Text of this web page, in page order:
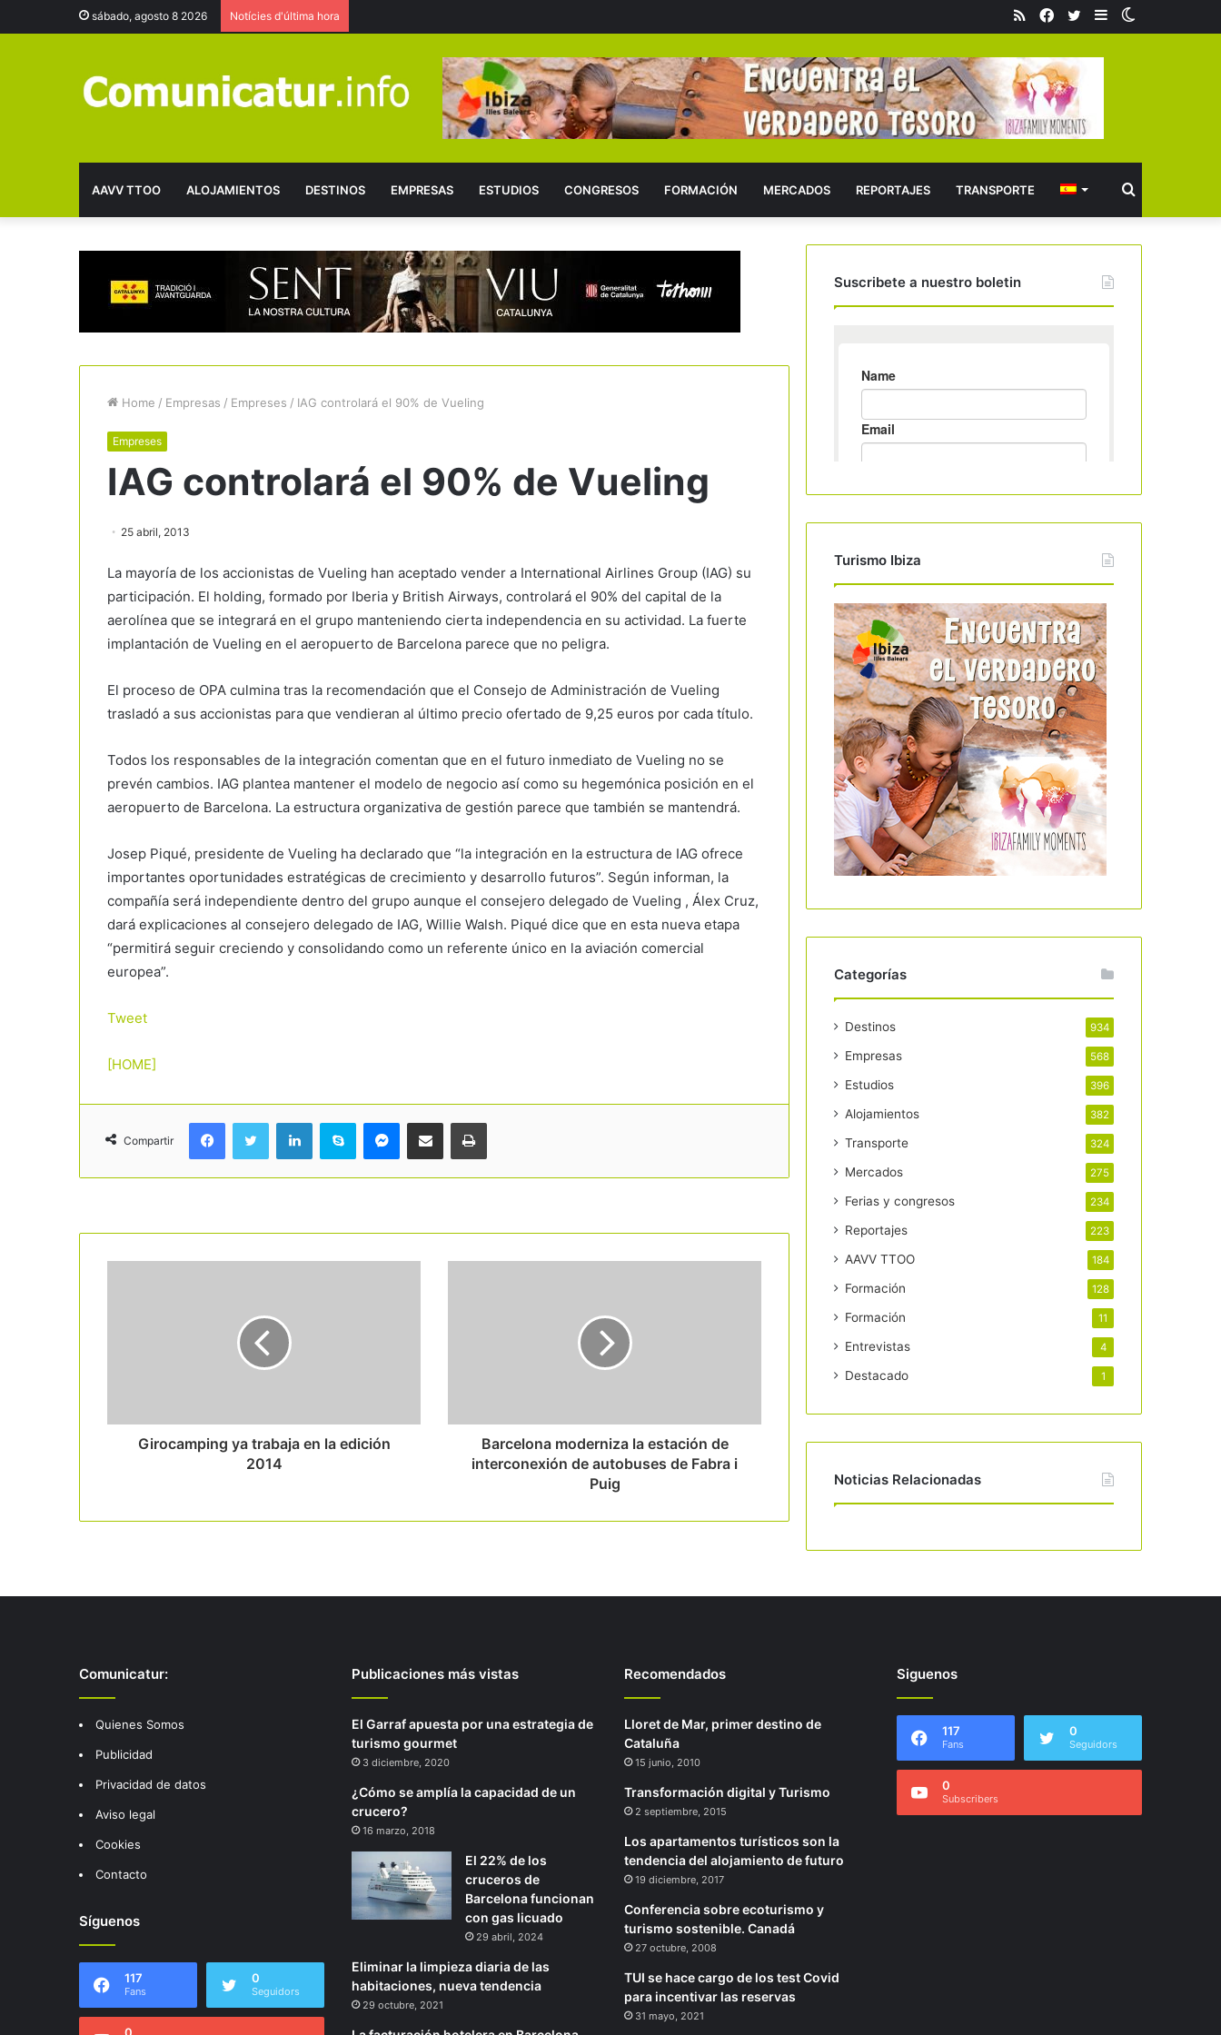
sábado, agosto 8 2026 Notícies d'última hora
Barra
Twitter
Facebook
RSS
AAVV TTOO ALOJAMIENTOS DESTINOS EMPRESAS ESTUDIOS CONGRESOS FORMACIÓN MERCADOS REPORTAJES TRANSPORTE Buscar
Home / Empresas / Empreses / IAG controlará el 90% de Vueling
Empreses
IAG controlará el 90% de Vueling
25 abril, 2013
La mayoría de los accionistas de Vueling han aceptado vender a International Airlines Group (IAG) su
participación. El holding, formado por Iberia y British Airways, controlará el 90% del capital de la
aerolínea que se integrará en el grupo manteniendo cierta independencia en su actividad. La fuerte
implantación de Vueling en el aeropuerto de Barcelona parece que no peligra.
El proceso de OPA culmina tras la recomendación que el Consejo de Administración de Vueling
trasladó a sus accionistas para que vendieran al último precio ofertado de 9,25 euros por cada título.
Todos los responsables de la integración comentan que en el futuro inmediato de Vueling no se
prevén cambios. IAG plantea mantener el modelo de negocio así como su hegemónica posición en el
aeropuerto de Barcelona. La estructura organizativa de gestión parece que también se mantendrá.
Josep Piqué, presidente de Vueling ha declarado que “la integración en la estructura de IAG ofrece
importantes oportunidades estratégicas de crecimiento y desarrollo futuros”. Según informan, la
compañía será independiente dentro del grupo aunque el consejero delegado de Vueling , Álex Cruz,
dará explicaciones al consejero delegado de IAG, Willie Walsh. Piqué dice que en esta nueva etapa
“permitirá seguir creciendo y consolidando como un referente único en la aviación comercial
europea”.
Tweet
[HOME]
Compartir
Girocamping ya trabaja en la edición
2014
Barcelona moderniza la estación de
interconexión de autobuses de Fabra i
Puig
Suscribete a nuestro boletin
Turismo Ibiza
Categorías
Destinos 934
Empresas 568
Estudios 396
Alojamientos 382
Transporte 324
Mercados 275
Ferias y congresos 234
Reportajes 223
AAVV TTOO 184
Formación 128
Formación 11
Entrevistas 4
Destacado 1
Noticias Relacionadas
Comunicatur:
Quienes Somos
Publicidad
Privacidad de datos
Aviso legal
Cookies
Contacto
Síguenos
117
Fans
0
Seguidors
Publicaciones más vistas
El Garraf apuesta por una estrategia de
turismo gourmet
3 diciembre, 2020
¿Cómo se amplía la capacidad de un
crucero?
16 marzo, 2018
El 22% de los
cruceros de
Barcelona funcionan
con gas licuado
29 abril, 2024
Eliminar la limpieza diaria de las
habitaciones, nueva tendencia
29 octubre, 2021
Recomendados
Lloret de Mar, primer destino de
Cataluña
15 junio, 2010
Transformación digital y Turismo
2 septiembre, 2015
Los apartamentos turísticos son la
tendencia del alojamiento de futuro
19 diciembre, 2017
Conferencia sobre ecoturismo y
turismo sostenible. Canadá
27 octubre, 2008
TUI se hace cargo de los test Covid
para incentivar las reservas
31 mayo, 2021
Siguenos
117
Fans
0
Seguidors
0
Subscribers